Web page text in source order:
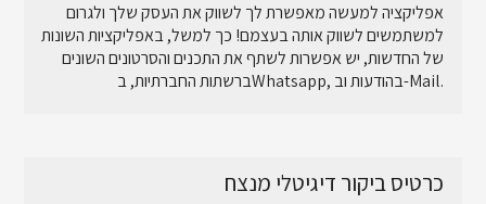
אפליקציה למעשה מאפשרת לך לשווק את העסק שלך ולגרום
למשתמשים לשווק אותה בעצמם! כך למשל, באפליקציות השונות
של החדשות, יש אפשרות לשתף את התכנים והסרטונים השונים
ברשתות החברתיות, בWhatsapp, בהודעות וב-Mail.
כרטיס ביקור דיגיטלי מנצח